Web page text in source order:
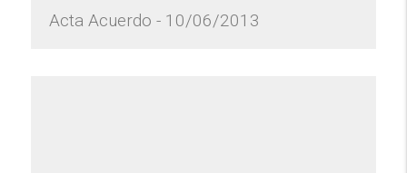
Acta Acuerdo - 10/06/2013